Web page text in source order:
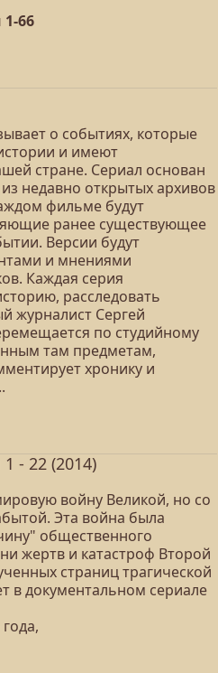
66
о событиях, которые
и имеют
стране. Сериал основан
недавно открытых архивов
фильме будут
ранее существующее
Версии будут
и мнениями
Каждая серия
расследовать
журналист Сергей
по студийному
там предметам,
хронику и
- 22 (2014)
войну Великой, но со
Эта война была
общественного
жертв и катастроф Второй
страниц трагической
в документальном сериале